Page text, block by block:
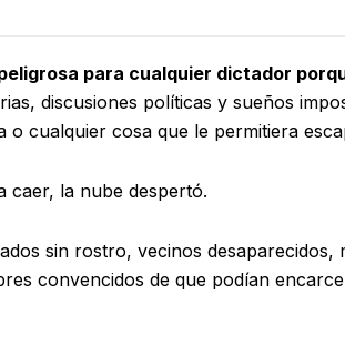
para cualquier dictador
discusiones políticas y sueños
cualquier cosa que le permitiera
caer, la nube despertó.
sin rostro, vecinos desaparecidos,
convencidos de que podían